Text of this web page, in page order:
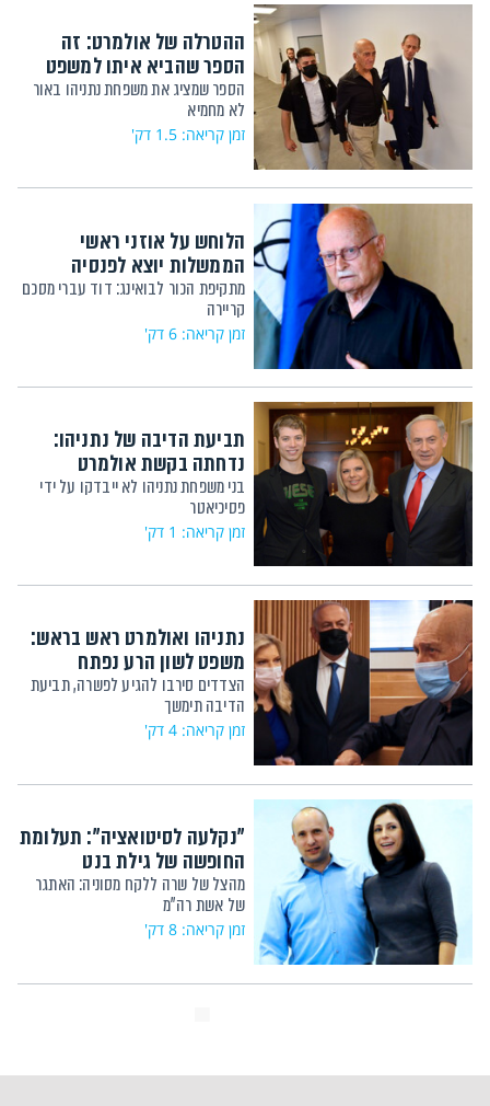
ההטרלה של אולמרט: זה
הספר שהביא איתו למשפט
הספר שמציג את משפחת נתניהו באור
לא מחמיא
זמן קריאה: 1.5 דק'
הלוחש על אוזני ראשי
הממשלות יוצא לפנסיה
מתקיפת הכור לבואינג: דוד עברי מסכם
קריירה
זמן קריאה: 6 דק'
תביעת הדיבה של נתניהו:
נדחתה בקשת אולמרט
בני משפחת נתניהו לא ייבדקו על ידי
פסיכיאטר
זמן קריאה: 1 דק'
נתניהו ואולמרט ראש בראש:
משפט לשון הרע נפתח
הצדדים סירבו להגיע לפשרה, תביעת
הדיבה תימשך
זמן קריאה: 4 דק'
"נקלעה לסיטואציה": תעלומת
החופשה של גילת בנט
מהצל של שרה ללקח מסוניה: האתגר
של אשת רה"מ
זמן קריאה: 8 דק'